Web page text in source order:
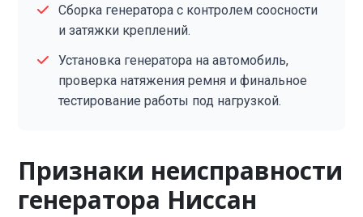
Сборка генератора с контролем соосности
и затяжки креплений.
Установка генератора на автомобиль,
проверка натяжения ремня и финальное
тестирование работы под нагрузкой.
Признаки неисправности
генератора Ниссан